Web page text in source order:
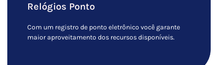
Relógios Ponto
Com um registro de ponto eletrônico você garante
maior aproveitamento dos recursos disponíveis.